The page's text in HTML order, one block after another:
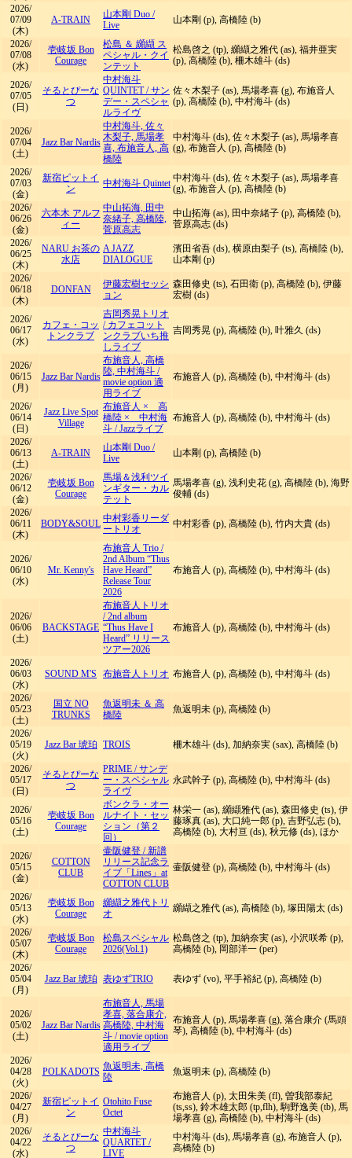
2026/
07/09
(木)
A-TRAIN 山本剛 Duo /
Live
山本剛 (p), 高橋陸 (b)
2026/
07/08
(水)
壱岐坂 Bon
Courage
松島 ＆ 纐纈 ス
ペシャル・クイ
ンテット
松島啓之 (tp), 纐纈之雅代 (as), 福井亜実
(p), 高橋陸 (b), 柵木雄斗 (ds)
2026/
07/05
(日)
そるとぴーな
つ
中村海斗
QUINTET/サン
デー・スペシャ
ルライヴ
佐々木梨子 (as), 馬場孝喜 (g), 布施音人
(p), 高橋陸 (b), 中村海斗 (ds)
2026/
07/04
(土)
Jazz Bar Nardis
中村海斗, 佐々
木梨子, 馬場孝
喜, 布施音人, 高
橋陸
中村海斗 (ds), 佐々木梨子 (as), 馬場孝喜
(g), 布施音人 (p), 高橋陸 (b)
2026/
07/03
(金)
新宿ピットイ
ン
中村海斗 Quintet 中村海斗 (ds), 佐々木梨子 (as), 馬場孝喜
(g), 布施音人 (p), 高橋陸 (b)
2026/
06/26
(金)
六本木 アルフ
ィー
中山拓海, 田中
奈緒子, 高橋陸,
菅原高志
中山拓海 (as), 田中奈緒子 (p), 高橋陸 (b),
菅原高志 (ds)
2026/
06/25
(木)
NARU お茶の
水店
A JAZZ
DIALOGUE
濱田省吾 (ds), 横原由梨子 (ts), 高橋陸 (b),
山本剛 (p)
2026/
06/18
(木)
DONFAN
伊藤宏樹セッシ
ョン
森田修史 (ts), 石田衛 (p), 高橋陸 (b), 伊藤
宏樹 (ds)
2026/
06/17
(水)
カフェ・コッ
トンクラブ
吉岡秀晃トリオ
/ カフェコット
ンクラブいち推
しライブ
吉岡秀晃 (p), 高橋陸 (b), 叶雅久 (ds)
2026/
06/15
(月)
Jazz Bar Nardis
布施音人, 高橋
陸, 中村海斗 /
movie option 適
用ライブ
布施音人 (p), 高橋陸 (b), 中村海斗 (ds)
2026/
06/14
(日)
Jazz Live Spot
Village
布施音人 × 高
橋陸 × 中村海
斗 /Jazzライブ
布施音人 (p), 高橋陸 (b), 中村海斗 (ds)
2026/
06/13
(土)
A-TRAIN 山本剛 Duo /
Live
山本剛 (p), 高橋陸 (b)
2026/
06/12
(金)
壱岐坂 Bon
Courage
馬場＆浅利ツイ
ンギター・カル
テット
馬場孝喜 (g), 浅利史花 (g), 高橋陸 (b), 海野
俊輔 (ds)
2026/
06/11
(木)
BODY&SOUL 中村彩香リーダ
ートリオ
中村彩香 (p), 高橋陸 (b), 竹内大貴 (ds)
2026/
06/10
(水)
Mr. Kenny's
布施音人 Trio /
2nd Album “Thus
Have Heard”
Release Tour
2026
布施音人 (p), 高橋陸 (b), 中村海斗 (ds)
2026/
06/06
(土)
BACKSTAGE
布施音人トリオ
/2nd album
“Thus Have I
Heard” リリース
ツアー2026
布施音人 (p), 高橋陸 (b), 中村海斗 (ds)
2026/
06/03
(水)
SOUND M'S 布施音人トリオ 布施音人 (p), 高橋陸 (b), 中村海斗 (ds)
2026/
05/23
(土)
国立 NO
TRUNKS
魚返明未 ＆ 高
橋陸
魚返明未 (p), 高橋陸 (b)
2026/
05/19
(火)
Jazz Bar 琥珀 TROIS 柵木雄斗 (ds), 加納奈実 (sax), 高橋陸 (b)
2026/
05/17
(日)
そるとぴーな
つ
PRIME /サンデ
ー・スペシャル
ライヴ
永武幹子 (p), 高橋陸 (b), 中村海斗 (ds)
2026/
05/16
(土)
壱岐坂 Bon
Courage
ボンクラ・オー
ルナイト・セッ
ション（第２
回）
林栄一 (as), 纐纈雅代 (as), 森田修史 (ts), 伊
藤琢真 (as), 大口純一郎 (p), 吉野弘志 (b),
高橋陸 (b), 大村亘 (ds), 秋元修 (ds), ほか
2026/
05/15
(金)
COTTON
CLUB
壷阪健登 /新譜
リリース記念ラ
イブ「Lines」at
COTTON CLUB
壷阪健登 (p), 高橋陸 (b), 中村海斗 (ds)
2026/
05/13
(水)
壱岐坂 Bon
Courage
纐纈之雅代トリ
オ
纐纈之雅代 (as), 高橋陸 (b), 塚田陽太 (ds)
2026/
05/07
(木)
壱岐坂 Bon
Courage
松島スペシャル
2026(Vol.1)
松島啓之 (tp), 加納奈実 (as), 小沢咲希 (p),
高橋陸 (b), 岡部洋一 (per)
2026/
05/04
(月)
Jazz Bar 琥珀 表ゆずTRIO 表ゆず (vo), 平手裕紀 (p), 高橋陸 (b)
2026/
05/02
(土)
Jazz Bar Nardis
布施音人, 馬場
孝喜, 落合康介,
高橋陸, 中村海
斗 /movie option
適用ライブ
布施音人 (p), 馬場孝喜 (g), 落合康介 (馬頭
琴), 高橋陸 (b), 中村海斗 (ds)
2026/
04/28
(火)
POLKADOTS 魚返明未, 高橋
陸
魚返明未 (p), 高橋陸 (b)
2026/
04/27
(月)
新宿ピットイ
ン
Otohito Fuse
Octet
布施音人 (p), 太田朱美 (fl), 曽我部泰紀
(ts,ss), 鈴木雄太郎 (tp,flh), 駒野逸美 (tb), 馬
場孝喜 (g), 高橋陸 (b), 中村海斗 (ds)
2026/
04/22
(水)
そるとぴーな
つ
中村海斗
QUARTET/
LIVE
中村海斗 (ds), 馬場孝喜 (g), 布施音人 (p),
高橋陸 (b)